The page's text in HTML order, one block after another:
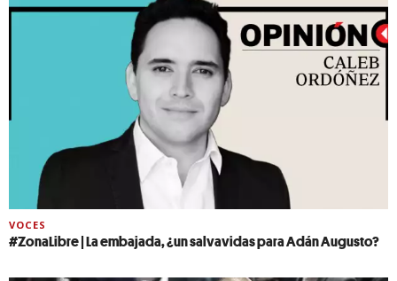
VOCES
#ZonaLibre | La embajada, ¿un salvavidas para Adán Augusto?